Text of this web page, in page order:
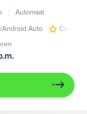
Automaat
Android Auto